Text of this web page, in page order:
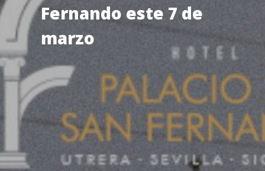
Fernando este 7 de
marzo